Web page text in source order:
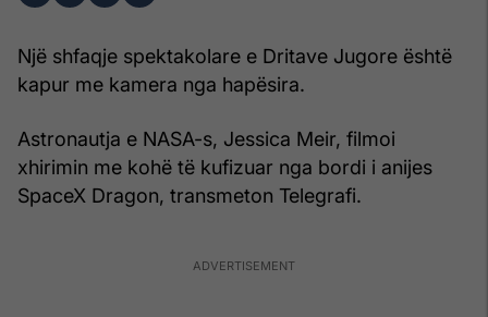
Një shfaqje spektakolare e Dritave Jugore është
kapur me kamera nga hapësira.
Astronautja e NASA-s, Jessica Meir, filmoi
xhirimin me kohë të kufizuar nga bordi i anijes
SpaceX Dragon, transmeton Telegrafi.